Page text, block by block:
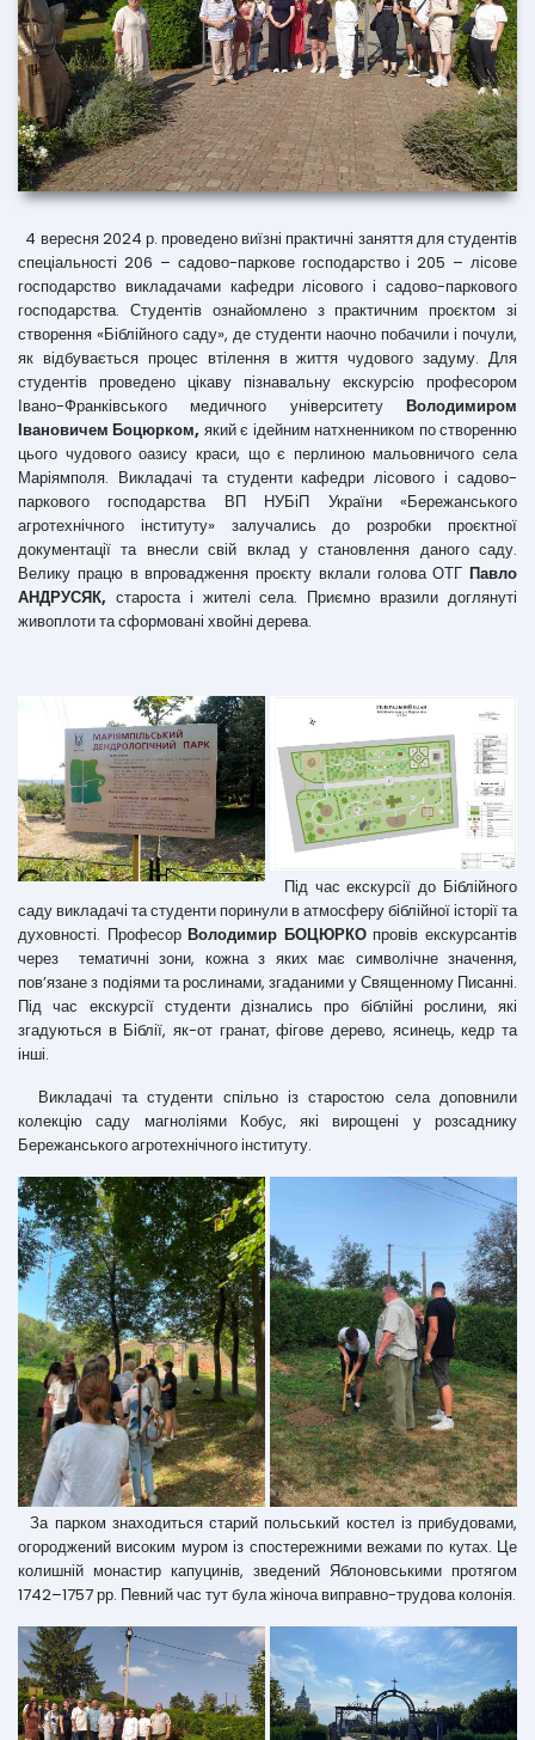
4 вересня 2024 р. проведено виїзні практичні заняття для студентів
спеціальності 206 – садово-паркове господарство і 205 – лісове
господарство викладачами кафедри лісового і садово-паркового
господарства. Студентів ознайомлено з практичним проєктом зі
створення «Біблійного саду», де студенти наочно побачили і почули,
як відбувається процес втілення в життя чудового задуму. Для
студентів проведено цікаву пізнавальну екскурсію професором
Івано-Франківського медичного університету Володимиром
Івановичем Боцюрком, який є ідейним натхненником по створенню
цього чудового оазису краси, що є перлиною мальовничого села
Маріямполя. Викладачі та студенти кафедри лісового і садово-
паркового господарства ВП НУБіП України «Бережанського
агротехнічного інституту» залучались до розробки проєктної
документації та внесли свій вклад у становлення даного саду.
Велику працю в впровадження проєкту вклали голова ОТГ Павло
АНДРУСЯК, староста і жителі села. Приємно вразили доглянуті
живоплоти та сформовані хвойні дерева.
Під час екскурсії до Біблійного
саду викладачі та студенти поринули в атмосферу біблійної історії та
духовності. ПрофесорВолодимир БОЦЮРКОпровів екскурсантів
через тематичні зони, кожна з яких має символічне значення,
пов’язане з подіями та рослинами, згаданими у Священному Писанні.
Під час екскурсії студенти дізнались про біблійні рослини, які
згадуються в Біблії, як-от гранат, фігове дерево, ясинець, кедр та
інші.
Викладачі та студенти спільно із старостою села доповнили
колекцію саду магноліями Кобус, які вирощені у розсаднику
Бережанського агротехнічного інституту.
За парком знаходиться старий польський костел із прибудовами,
огороджений високим муром із спостережними вежами по кутах. Це
колишній монастир капуцинів, зведений Яблоновськими протягом
1742–1757 рр. Певний час тут була жіноча виправно-трудова колонія.